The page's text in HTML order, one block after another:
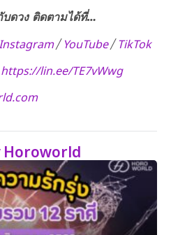
บดวง ติดตามได้ที่…
/ YouTube/ TikTok
https://lin.ee/TE7vWwg
Horoworld